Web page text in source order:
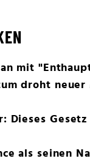
mit
droht
Dieses
als seinen